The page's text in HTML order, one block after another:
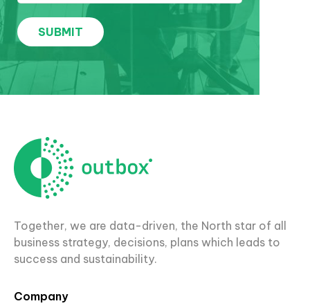
Together, we are data-driven, the North star of all
business strategy, decisions, plans which leads to
success and sustainability.
Company